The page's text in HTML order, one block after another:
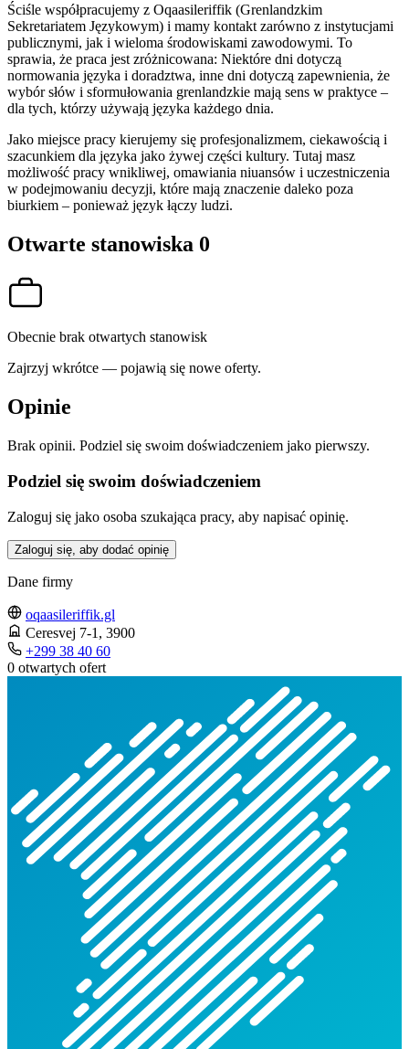
Ściśle współpracujemy z Oqaasileriffik (Grenlandzkim
Sekretariatem Językowym) i mamy kontakt zarówno z instytucjami
publicznymi, jak i wieloma środowiskami zawodowymi. To
sprawia, że praca jest zróżnicowana: Niektóre dni dotyczą
normowania języka i doradztwa, inne dni dotyczą zapewnienia, że
wybór słów i sformułowania grenlandzkie mają sens w praktyce –
dla tych, którzy używają języka każdego dnia.
Jako miejsce pracy kierujemy się profesjonalizmem, ciekawością i
szacunkiem dla języka jako żywej części kultury. Tutaj masz
możliwość pracy wnikliwej, omawiania niuansów i uczestniczenia
w podejmowaniu decyzji, które mają znaczenie daleko poza
biurkiem – ponieważ język łączy ludzi.
Otwarte stanowiska 0
Obecnie brak otwartych stanowisk
Zajrzyj wkrótce — pojawią się nowe oferty.
Opinie
Brak opinii. Podziel się swoim doświadczeniem jako pierwszy.
Podziel się swoim doświadczeniem
Zaloguj się jako osoba szukająca pracy, aby napisać opinię.
Zaloguj się, aby dodać opinię
Dane firmy
oqaasileriffik.gl
Ceresvej 7-1 , 3900
+299 38 40 60
0 otwartych ofert